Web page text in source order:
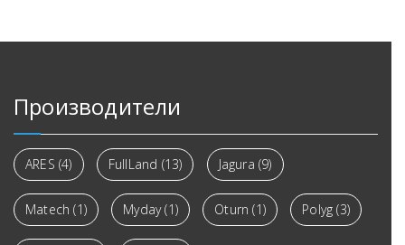
Производители
ARES (4) FullLand (13) Jagura (9)
Matech (1) Myday(1) Oturn (1) Polyg (3)